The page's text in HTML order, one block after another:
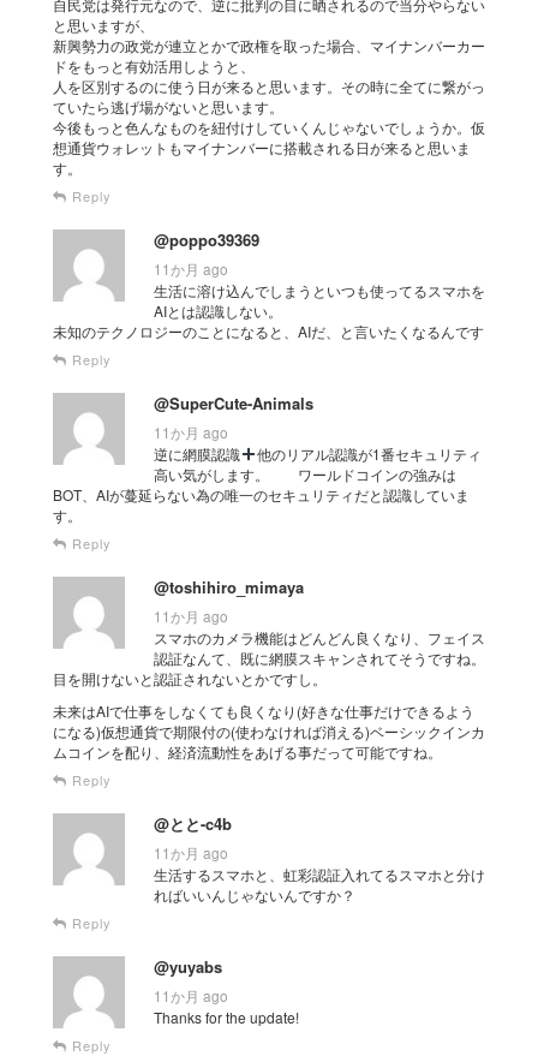
と思いますが、
新興勢力の政党が連立とかで政権を取った場合、マイナンバーカー
ドをもっと有効活用しようと、
人を区別するのに使う日が来ると思います。その時に全てに繋がっ
ていたら逃げ場がないと思います。
今後もっと色んなものを紐付けしていくんじゃないでしょうか。仮
想通貨ウォレットもマイナンバーに搭載される日が来ると思いま
す。
Reply
@poppo39369
11か月 ago
生活に溶け込んでしまうといつも使ってるスマホを
AIとは認識しない。
未知のテクノロジーのことになると、AIだ、と言いたくなるんです
Reply
@SuperCute-Animals
11か月 ago
逆に網膜認識
他のリアル認識が1番セキュリティ
高い気がします。 ワールドコインの強みは
BOT、AIが蔓延らない為の唯一のセキュリティだと認識していま
す。
Reply
@toshihiro_mimaya
11か月 ago
スマホのカメラ機能はどんどん良くなり、フェイス
認証なんて、既に網膜スキャンされてそうですね。
目を開けないと認証されないとかですし。
未来はAIで仕事をしなくても良くなり(好きな仕事だけできるよう
になる)仮想通貨で期限付の(使わなければ消える)ベーシックインカ
ムコインを配り、経済流動性をあげる事だって可能ですね。
Reply
@とと-c4b
11か月 ago
生活するスマホと、虹彩認証入れてるスマホと分け
ればいいんじゃないんですか？
Reply
@yuyabs
11か月 ago
Thanks for the update!
Reply